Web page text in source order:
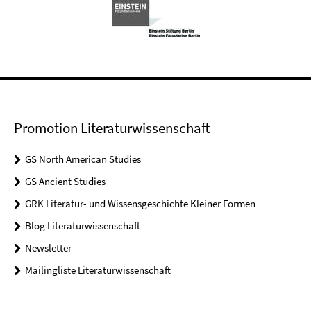
Promotion Literaturwissenschaft
GS North American Studies
GS Ancient Studies
GRK Literatur- und Wissensgeschichte Kleiner Formen
Blog Literaturwissenschaft
Newsletter
Mailingliste Literaturwissenschaft